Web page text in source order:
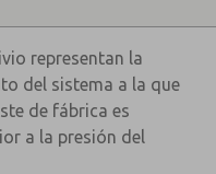
representan la
del sistema a la que
de fábrica es
a la presión del